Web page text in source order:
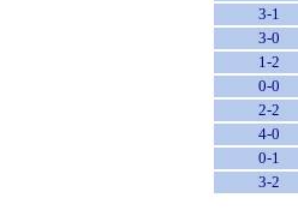
3-1
3-0
1-2
0-0
2-2
4-0
0-1
3-2